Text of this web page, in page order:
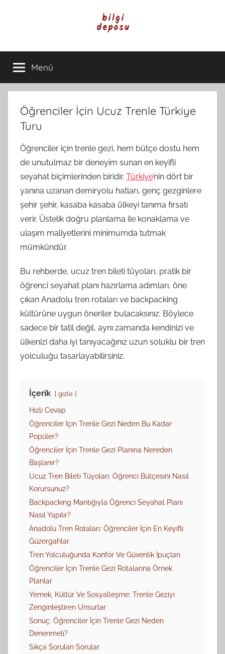
Bilgi
Deposu
Günlük
Yaşam
ve
Rehber
İçerikleri
Menü
Öğrenciler İçin Ucuz Trenle Türkiye
Turu
Öğrenciler için trenle gezi, hem bütçe dostu hem
de unutulmaz bir deneyim sunan en keyifli
seyahat biçimlerinden biridir. Türkiye’nin dört bir
yanına uzanan demiryolu hatları, genç gezginlere
şehir şehir, kasaba kasaba ülkeyi tanıma fırsatı
verir. Üstelik doğru planlama ile konaklama ve
ulaşım maliyetlerini minimumda tutmak
mümkündür.
Bu rehberde, ucuz tren bileti tüyoları, pratik bir
öğrenci seyahat planı hazırlama adımları, öne
çıkan Anadolu tren rotaları ve backpacking
kültürüne uygun öneriler bulacaksınız. Böylece
sadece bir tatil değil, aynı zamanda kendinizi ve
ülkenizi daha iyi tanıyacağınız uzun soluklu bir tren
yolculuğu tasarlayabilirsiniz.
İçerik gizle
Hızlı Cevap
Öğrenciler İçin Trenle Gezi Neden Bu Kadar
Popüler?
Öğrenciler İçin Trenle Gezi Planına Nereden
Başlanır?
Ucuz Tren Bileti Tüyoları: Öğrenci Bütçesini Nasıl
Korursunuz?
Backpacking Mantığıyla Öğrenci Seyahat Planı
Nasıl Yapılır?
Anadolu Tren Rotaları: Öğrenciler İçin En Keyifli
Güzergahlar
Tren Yolculuğunda Konfor Ve Güvenlik İpuçları
Öğrenciler İçin Trenle Gezi Rotalarına Örnek
Planlar
Yemek, Kültür Ve Sosyalleşme: Trenle Geziyi
Zenginleştiren Unsurlar
Sonuç: Öğrenciler İçin Trenle Gezi Neden
Denenmeli?
Sıkça Sorulan Sorular